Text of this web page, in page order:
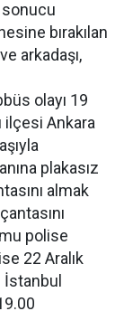
bırakılan
arkadaşı,
olayı 19
ilçesi Ankara
plakasız
almak
polise
22 Aralık